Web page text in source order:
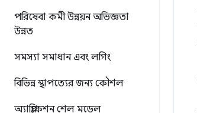
পরিষেবা কর্মী উন্নয়ন অভিজ্ঞতা
উন্নত
সমস্যা সমাধান এবং লগিং
বিভিন্ন স্থাপত্যের জন্য কৌশল
অ্যাপ্লিকেশন শেল মডেল